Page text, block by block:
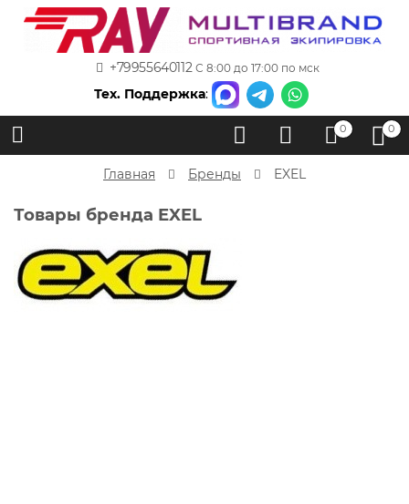
+79955640112 С 8:00 до 17:00 по мск
Тех. Поддержка:
0 0
Главная Бренды EXEL
Товары бренда EXEL